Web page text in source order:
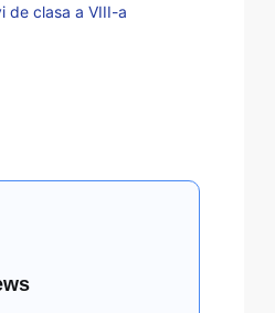
de clasa a VIII-a